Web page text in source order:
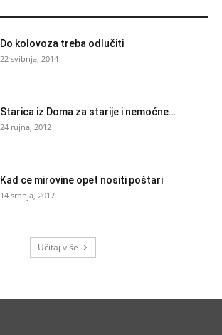
Do kolovoza treba odlučiti
22 svibnja, 2014
Starica iz Doma za starije i nemoćne…
24 rujna, 2012
Kad ce mirovine opet nositi poštari
14 srpnja, 2017
Učitaj više